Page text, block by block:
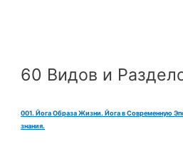
60 Видов и
001. Йога Образа Жизни. Йога в Современную
знания.